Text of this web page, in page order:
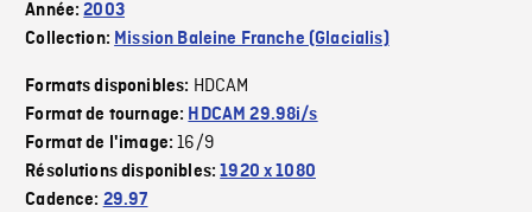
Année:2003
Collection: Mission Baleine Franche (Glacialis)
Formats disponibles: HDCAM
Format de tournage: HDCAM 29.98i/s
Format de l'image:16/9
Résolutions disponibles:1920 x 1080
Cadence: 29.97